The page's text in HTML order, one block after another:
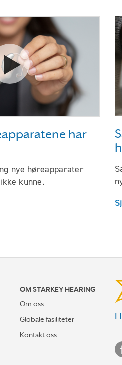
Se video Hvordan
har
nye høreapparater
kunne.
OM STARKEY HEARING
Om oss
Globale fasiliteter
Kontakt oss